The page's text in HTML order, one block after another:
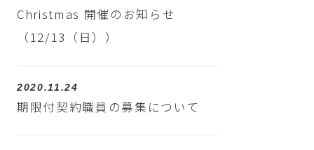
Christmas 開催のお知らせ
（12/13（日））
2020.11.24
期限付契約職員の募集について